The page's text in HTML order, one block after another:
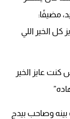
مضيفًا:
الخير اللي
كنت عايز الخير
وصاحب بيدج